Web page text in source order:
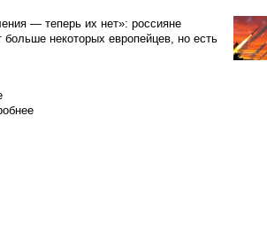
— теперь их нет»: россияне
больше некоторых европейцев, но есть